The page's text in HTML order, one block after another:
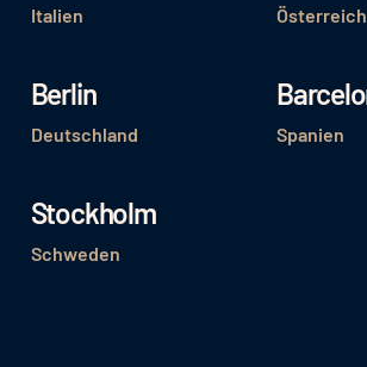
Italien Österreich
Berlin
Deutschland Spanien
Stockholm
Schweden